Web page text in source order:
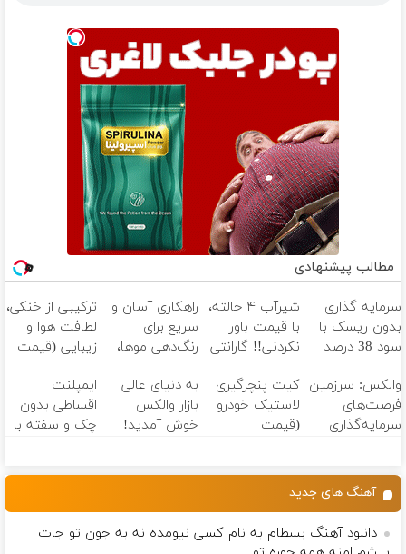
مطالب پیشنهادی
سرمایه گذاری
بدون ریسک با
سود 38 درصد
شیر‌آب ۴ حالته،
با قیمت باور
نکردنی!! گارانتی
برگشت
راهکاری آسان و
سریع برای
رنگ‌دهی موها،
و بدون آمونیاک
ترکیبی از خنکی،
لطافت هوا و
زیبایی (قیمت
والکس: سرزمین
فرصت‌های
سرمایه‌گذاری
کیت پنچرگیری
لاستیک خودرو
(قیمت
به دنیای عالی
بازار والکس
خوش آمدید!
ایمپلنت
اقساطی بدون
چک و سفته با
آهنگ های جدید
دانلود آهنگ بسطام به نام کسی نیومده نه به جون تو جات